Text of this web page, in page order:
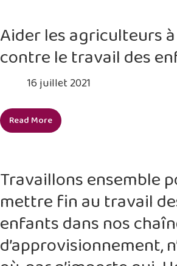
de
système
dans
sa
de
valeur
les
droits
l’enfant
trois
aspects
gestion
de
chaîne
d’approvisionnement
Aider les agriculteurs
contre le travail des
16 juillet 2021
Read More
Aider
lutter
contre
travail
des
enfants
Travaillons ensemble
mettre fin au travail
enfants dans nos
d’approvisionnement,